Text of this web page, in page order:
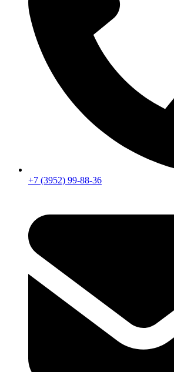
+7 (3952) 99-88-36